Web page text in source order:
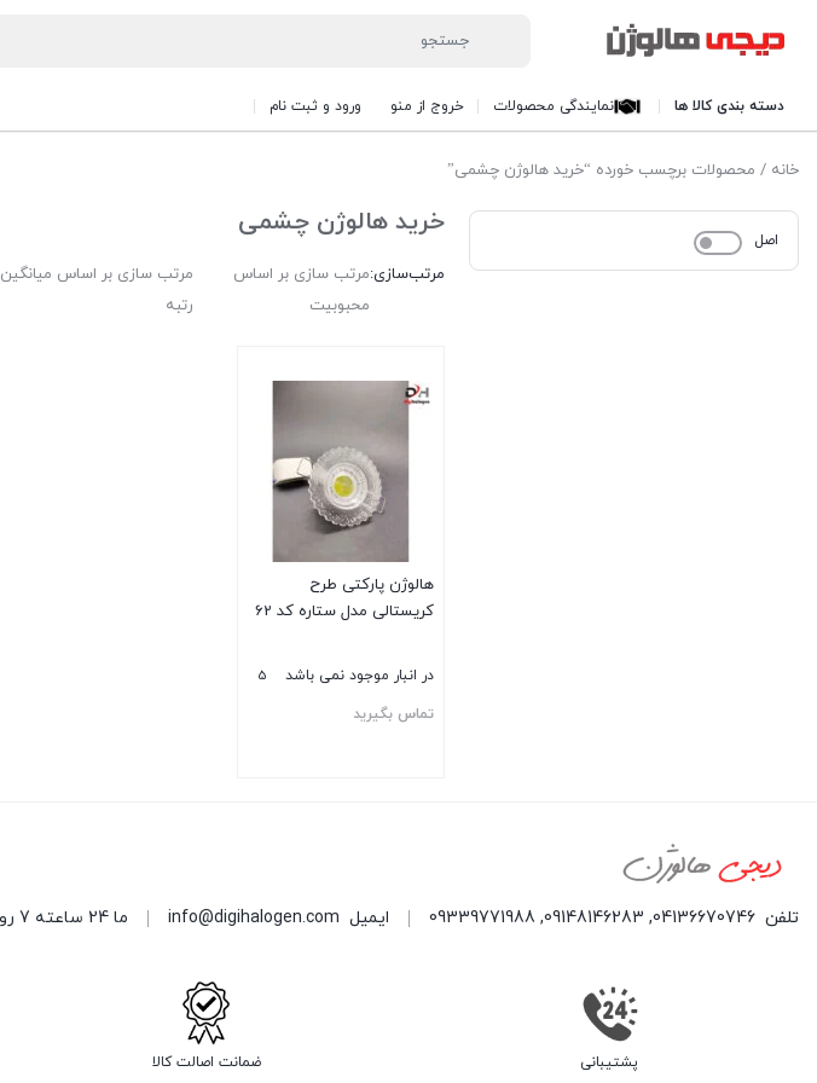
دسته بندی کالا ها نمایندگی محصولات خروج از منو ورود و ثبت نام
خانه / محصولات برچسب خورده “خرید هالوژن چشمی”
اصل
خرید هالوژن چشمی
مرتب‌سازی:مرتب سازی بر اساس
محبوبیت
مرتب سازی بر اساس میانگین
رتبه
هالوژن پارکتی طرح
کریستالی مدل ستاره کد 62
در انبار موجود نمی باشد 5
تماس بگیرید
تلفن 04136670746
,
09148146283
,
09339771988 ایمیل info@digihalogen.com ما 24 ساعته 7 روز هفته پاسخگوی شما هستیم
پشتیبانی ضمانت اصالت کالا